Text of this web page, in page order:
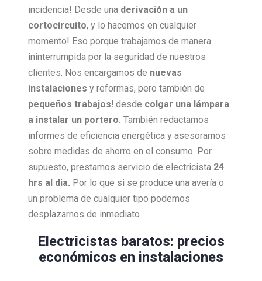
incidencia! Desde una derivación a un
cortocircuito, y lo hacemos en cualquier
momento! Eso porque trabajamos de manera
ininterrumpida por la seguridad de nuestros
clientes. Nos encargamos de nuevas
instalaciones y reformas, pero también de
pequeños trabajos! desde colgar una lámpara
a instalar un portero. También redactamos
informes de eficiencia energética y asesoramos
sobre medidas de ahorro en el consumo. Por
supuesto, prestamos servicio de electricista 24
hrs al dia. Por lo que si se produce una avería o
un problema de cualquier tipo podemos
desplazarnos de inmediato
Electricistas baratos: precios
económicos en instalaciones